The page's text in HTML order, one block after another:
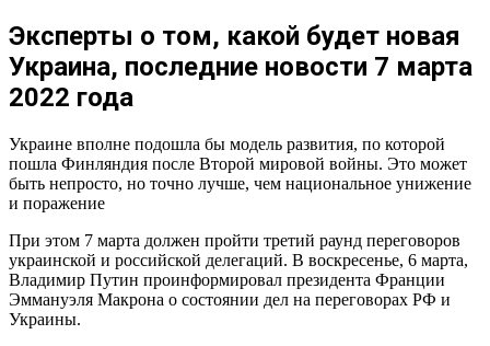
Эксперты о том, какой будет новая
Украина, последние новости 7 марта
2022 года
Украине вполне подошла бы модель развития, по которой
пошла Финляндия после Второй мировой войны. Это может
быть непросто, но точно лучше, чем национальное унижение
и поражение
При этом 7 марта должен пройти третий раунд переговоров
украинской и российской делегаций. В воскресенье, 6 марта,
Владимир Путин проинформировал президента Франции
Эммануэля Макрона о состоянии дел на переговорах РФ и
Украины.